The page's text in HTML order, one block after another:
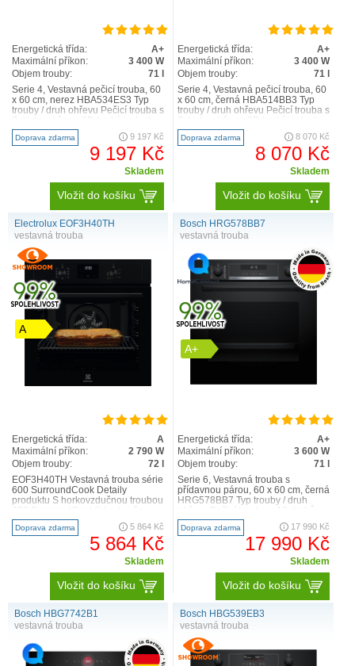
Energetická třída:
A+
Maximální příkon:
3 400 W
Objem trouby:
71 l
Serie 4, Vestavná pečicí trouba, 60
x 60 cm, nerez HBA534ES3 Typ
trouby / druh ohřevu Pečicí trouba s
horní/sp..
Doprava zdarma 9 197 Kč
9 197 Kč
Skladem
Vložit do košíku
Energetická třída:
A+
Maximální příkon:
3 400 W
Objem trouby:
71 l
Serie 4, Vestavná pečicí trouba, 60
x 60 cm, černá HBA514BB3 Typ
trouby / druh ohřevu Pečicí trouba s
horní/sp..
Doprava zdarma 8 070 Kč
8 070 Kč
Skladem
Vložit do košíku
Electrolux EOF3H40TH
vestavná trouba
A
Energetická třída:
A
Maximální příkon:
2 790 W
Objem trouby:
72 l
EOF3H40TH Vestavná trouba série
600 SurroundCook Detaily
produktu S horkovzdučnou troubou
rovnoměrně propečeno, od k..
Doprava zdarma 5 864 Kč
5 864 Kč
Skladem
Vložit do košíku
Bosch HRG578BB7
vestavná trouba
A+
Energetická třída:
A+
Maximální příkon:
3 600 W
Objem trouby:
71 l
Serie 6, Vestavná trouba s
přídavnou párou, 60 x 60 cm, černá
HRG578BB7 Typ trouby / druh
ohřevu: 3D horký vzdu..
Doprava zdarma 17 990 Kč
17 990 Kč
Skladem
Vložit do košíku
Bosch HBG7742B1
vestavná trouba
Bosch HBG539EB3
vestavná trouba